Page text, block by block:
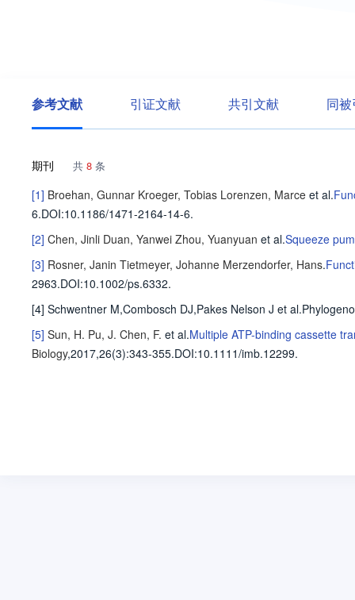
参考文献 引证文献 共引文献 同
期刊 共 8 条
[1] Broehan, Gunnar Kroeger, Tobias Lorenzen, Marce et al.
6.DOI:10.1186/1471-2164-14-6.
[2] Chen, Jinli Duan, Yanwei Zhou, Yuanyuan et al.Squeeze
[3] Rosner, Janin Tietmeyer, Johanne Merzendorfer, Hans.
2963.DOI:10.1002/ps.6332.
[4] Schwentner M,Combosch DJ,Pakes Nelson J et
[5] Sun, H. Pu, J. Chen, F. et al.Multiple ATP-binding cassette
Biology,2017,26(3):343-355.DOI:10.1111/imb.12299.